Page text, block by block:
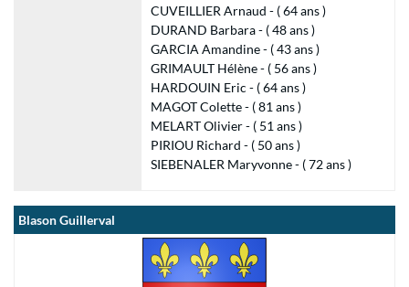
CUVEILLIER Arnaud - ( 64 ans )
DURAND Barbara - ( 48 ans )
GARCIA Amandine - ( 43 ans )
GRIMAULT Hélène - ( 56 ans )
HARDOUIN Eric - ( 64 ans )
MAGOT Colette - ( 81 ans )
MELART Olivier - ( 51 ans )
PIRIOU Richard - ( 50 ans )
SIEBENALER Maryvonne - ( 72 ans )
Blason Guillerval